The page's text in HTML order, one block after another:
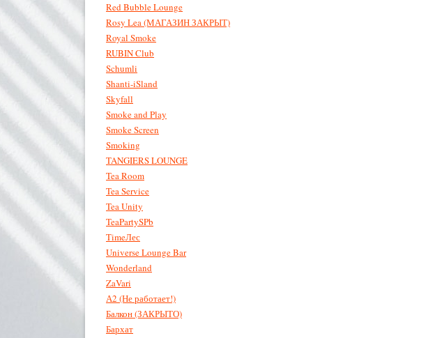
Red Bubble Lounge
Rosy Lea (МАГАЗИН ЗАКРЫТ)
Royal Smoke
RUBIN Club
Schumli
Shanti-iSland
Skyfall
Smoke and Play
Smoke Screen
Smoking
TANGIERS LOUNGE
Tea Room
Tea Service
Tea Unity
TeaPartySPb
TimeЛес
Universe Lounge Bar
Wonderland
ZaVari
А2 (Не работает!)
Балкон (ЗАКРЫТО)
Бархат